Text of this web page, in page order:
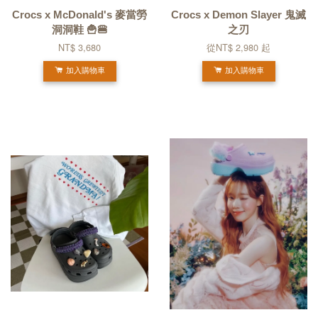
Crocs x McDonald's 麥當勞
洞洞鞋 🍟🍔
NT$ 3,680
加入購物車
Crocs x Demon Slayer 鬼滅
之刃
從NT$ 2,980 起
加入購物車